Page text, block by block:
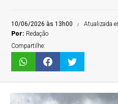
10/06/2026 às 13h00
Atualizada
Por: Redação
Compartilhe: